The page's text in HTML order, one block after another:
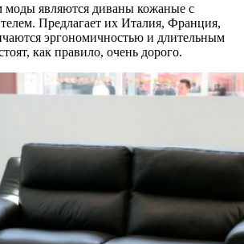
моды являются диваны кожаные с
Предлагает их Италия, Франция,
эргономичностью и длительным
как правило, очень дорого.